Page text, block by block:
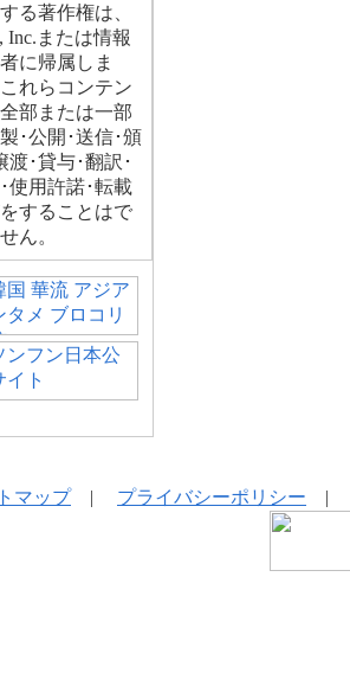
る著作権は、
Inc.または情報
に帰属しま
れらコンテン
部または一部
･公開･送信･頒
渡･貸与･翻訳･
使用許諾･転載
することはで
ん。
マップ| プライバシーポリシー